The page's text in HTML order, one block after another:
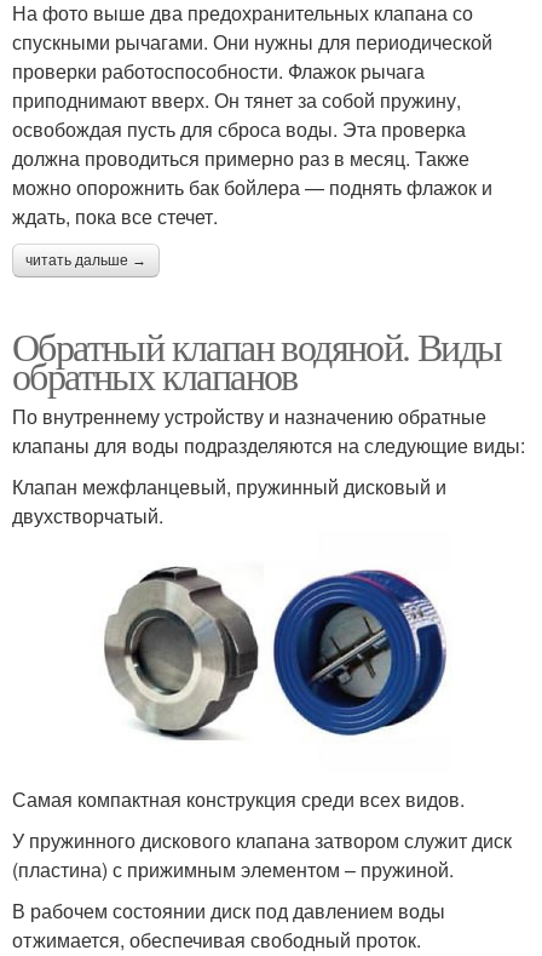
На фото выше два предохранительных клапана со
спускными рычагами. Они нужны для периодической
проверки работоспособности. Флажок рычага
приподнимают вверх. Он тянет за собой пружину,
освобождая пусть для сброса воды. Эта проверка
должна проводиться примерно раз в месяц. Также
можно опорожнить бак бойлера — поднять флажок и
ждать, пока все стечет.
читать дальше →
Обратный клапан водяной. Виды
обратных клапанов
По внутреннему устройству и назначению обратные
клапаны для воды подразделяются на следующие виды:
Клапан межфланцевый, пружинный дисковый и
двухстворчатый.
Самая компактная конструкция среди всех видов.
У пружинного дискового клапана затвором служит диск
(пластина) с прижимным элементом – пружиной.
В рабочем состоянии диск под давлением воды
отжимается, обеспечивая свободный проток.